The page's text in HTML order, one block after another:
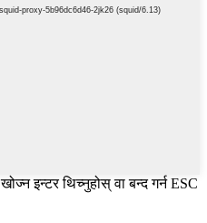
खोज्न इन्टर थिच्नुहोस् वा बन्द गर्न ESC